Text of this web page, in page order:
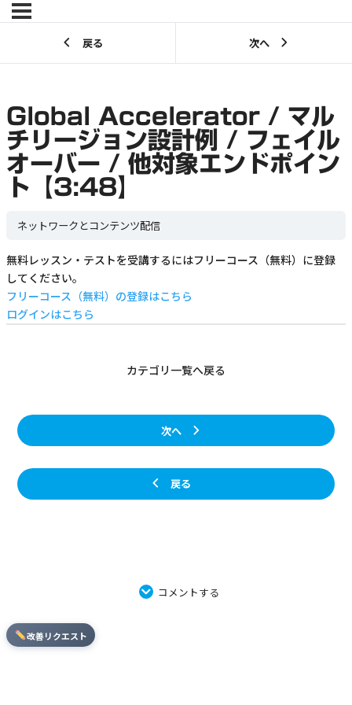
戻る 次へ
Global Accelerator / マル
チリージョン設計例 / フェイル
オーバー / 他対象エンドポイン
ト【3:48】
ネットワークとコンテンツ配信
無料レッスン・テストを受講するにはフリーコース（無料）に登録
してください。
フリーコース（無料）の登録はこちら
ログインはこちら
戻る
カテゴリ一覧へ戻る
次へ
コメントする
改善リクエスト